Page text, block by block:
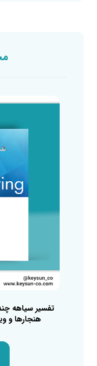
هنجارها و